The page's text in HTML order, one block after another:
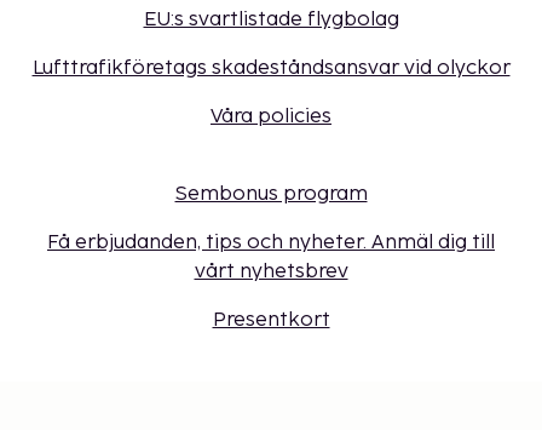
EU:s svartlistade flygbolag
Lufttrafikföretags skadeståndsansvar vid olyckor
Våra policies
Sembonus program
Få erbjudanden, tips och nyheter. Anmäl dig till
vårt nyhetsbrev
Presentkort